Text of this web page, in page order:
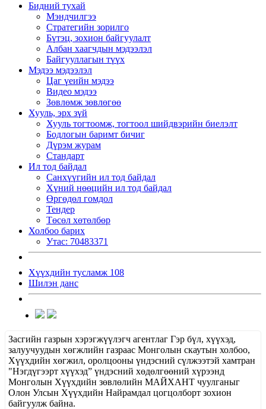
Бидний тухай
Мэндчилгээ
Стратегийн зорилго
Бүтэц, зохион байгуулалт
Албан хаагчдын мэдээлэл
Байгууллагын түүх
Мэдээ мэдээлэл
Цаг үеийн мэдээ
Видео мэдээ
Зөвлөмж зөвлөгөө
Хууль, эрх зүй
Хууль тогтоомж, тогтоол шийдвэрийн биелэлт
Бодлогын баримт бичиг
Дүрэм журам
Стандарт
Ил тод байдал
Санхүүгийн ил тод байдал
Хүний нөөцийн ил тод байдал
Өргөдөл гомдол
Тендер
Төсөл хөтөлбөр
Холбоо барих
Утас: 70483371
Хүүхдийн тусламж 108
Шилэн данс
Засгийн газрын хэрэгжүүлэгч агентлаг Гэр бүл, хүүхэд,
залуучуудын хөгжлийн газраас Монголын скаутын холбоо,
Хүүхдийн хөгжил, оролцооны үндэсний сүлжээтэй хамтран
"Нэгдүгээрт хүүхэд” үндэсний хөдөлгөөний хүрээнд
Монголын Хүүхдийн зөвлөлийн МАЙХАНТ чуулганыг
Олон Улсын Хүүхдийн Найрамдал цогцолборт зохион
байгуулж байна.